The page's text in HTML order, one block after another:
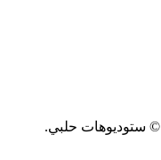
© ستوديوهات حلبي.